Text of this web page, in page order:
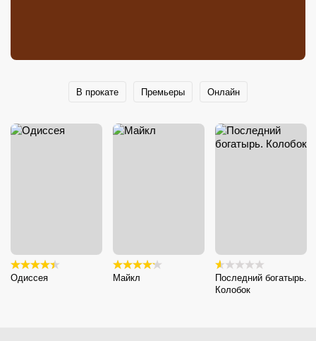
В прокате Премьеры Онлайн
Одиссея Майкл
Последний богатырь.
Колобок